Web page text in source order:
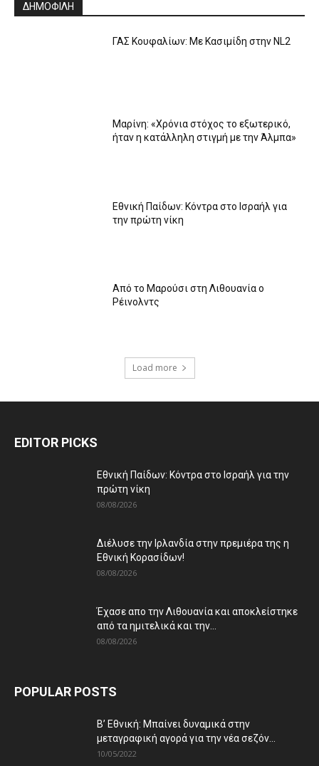
ΔΗΜΟΦΙΛΗ
ΓΑΣ Κουφαλίων: Με Κασιμίδη στην NL2
Μαρίνη: «Χρόνια στόχος το εξωτερικό,
ήταν η κατάλληλη στιγμή με την Άλμπα»
Εθνική Παίδων: Κόντρα στο Ισραήλ για
την πρώτη νίκη
Από το Μαρούσι στη Λιθουανία ο
Ρέινολντς
Load more
EDITOR PICKS
Εθνική Παίδων: Κόντρα στο Ισραήλ για την
πρώτη νίκη
08/08/2026
Διέλυσε την Ιρλανδία στην πρεμιέρα της η
Εθνική Κορασίδων!
08/08/2026
Έχασε απο την Λιθουανία και αποκλείστηκε
από τα ημιτελικά και την...
08/08/2026
POPULAR POSTS
Β’ Εθνική: Μπαίνει δυναμικά στην
μεταγραφική αγορά για την νέα σεζόν...
10/05/2022